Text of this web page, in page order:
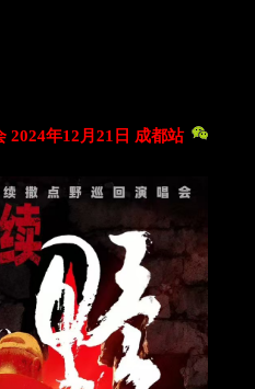
2024年12月21日 成都站